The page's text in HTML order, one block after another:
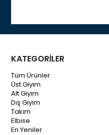
KATEGORİLER
Tüm Ürünler
Üst Giyim
Alt Giyim
Dış Giyim
Takım
Elbise
En Yeniler